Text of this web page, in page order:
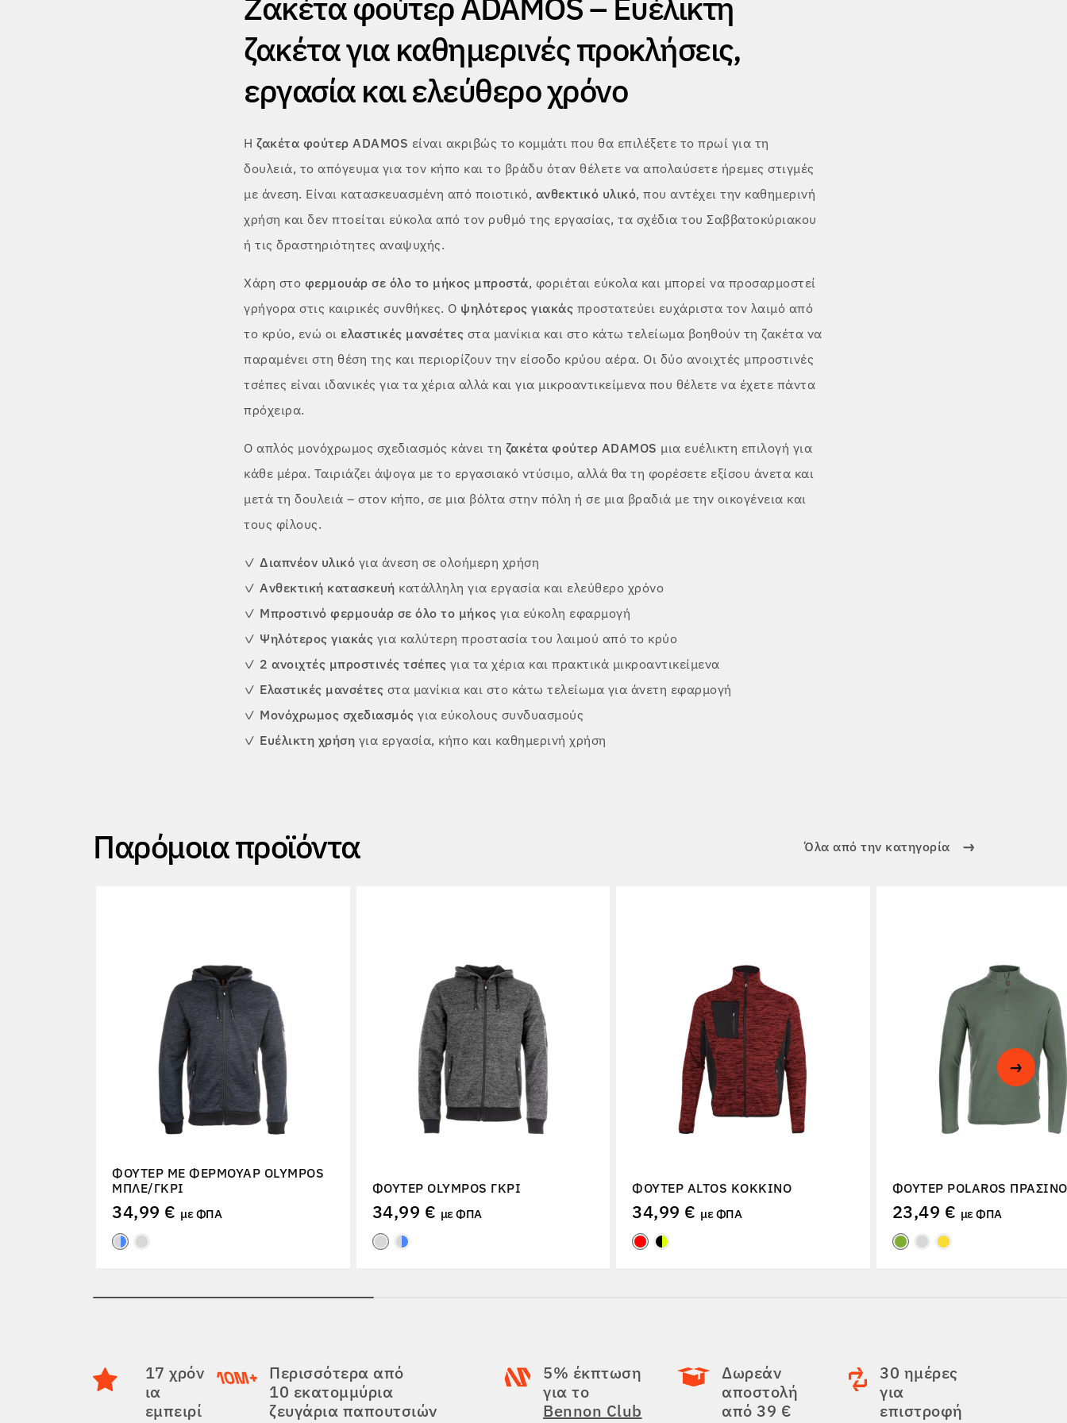
ζακέτα για καθημερινές προκλήσεις,
εργασία και ελεύθερο χρόνο
Η ζακέτα φούτερ ADAMOS είναι ακριβώς το κομμάτι που θα επιλέξετε το πρωί για τη
δουλειά, το απόγευμα για τον κήπο και το βράδυ όταν θέλετε να απολαύσετε ήρεμες στιγμές
με άνεση. Είναι κατασκευασμένη από ποιοτικό, ανθεκτικό υλικό, που αντέχει την καθημερινή
χρήση και δεν πτοείται εύκολα από τον ρυθμό της εργασίας, τα σχέδια του Σαββατοκύριακου
ή τις δραστηριότητες αναψυχής.
Χάρη στο φερμουάρ σε όλο το μήκος μπροστά, φοριέται εύκολα και μπορεί να προσαρμοστεί
γρήγορα στις καιρικές συνθήκες. Ο ψηλότερος γιακάς προστατεύει ευχάριστα τον λαιμό από
το κρύο, ενώ οι ελαστικές μανσέτες στα μανίκια και στο κάτω τελείωμα βοηθούν τη ζακέτα να
παραμένει στη θέση της και περιορίζουν την είσοδο κρύου αέρα. Οι δύο ανοιχτές μπροστινές
τσέπες είναι ιδανικές για τα χέρια αλλά και για μικροαντικείμενα που θέλετε να έχετε πάντα
πρόχειρα.
Ο απλός μονόχρωμος σχεδιασμός κάνει τη ζακέτα φούτερ ADAMOS μια ευέλικτη επιλογή για
κάθε μέρα. Ταιριάζει άψογα με το εργασιακό ντύσιμο, αλλά θα τη φορέσετε εξίσου άνετα και
μετά τη δουλειά – στον κήπο, σε μια βόλτα στην πόλη ή σε μια βραδιά με την οικογένεια και
τους φίλους.
✓ Διαπνέον υλικό για άνεση σε ολοήμερη χρήση
✓ Ανθεκτική κατασκευή κατάλληλη για εργασία και ελεύθερο χρόνο
✓ Μπροστινό φερμουάρ σε όλο το μήκος για εύκολη εφαρμογή
✓ Ψηλότερος γιακάς για καλύτερη προστασία του λαιμού από το κρύο
✓ 2 ανοιχτές μπροστινές τσέπες για τα χέρια και πρακτικά μικροαντικείμενα
✓ Ελαστικές μανσέτες στα μανίκια και στο κάτω τελείωμα για άνετη εφαρμογή
✓ Μονόχρωμος σχεδιασμός για εύκολους συνδυασμούς
✓ Ευέλικτη χρήση για εργασία, κήπο και καθημερινή χρήση
Παρόμοια προϊόντα Όλα από την κατηγορία
ΦΟΎΤΕΡ ΜΕ ΦΕΡΜΟΥΆΡ OLYMPOS
ΜΠΛΕ/ΓΚΡΙ
34,99 € με ΦΠΑ
ΦΟΎΤΕΡ OLYMPOS ΓΚΡΙ
34,99 € με ΦΠΑ
ΦΟΎΤΕΡ ALTOS ΚΌΚΚΙΝΟ
34,99 € με ΦΠΑ
ΦΟΎΤΕΡ POLAROS ΠΡΆΣΙΝΟ
23,49 € με ΦΠΑ
17 χρόν
ια
εμπειρί
Περισσότερα από
10 εκατομμύρια
ζευγάρια παπουτσιών
5% έκπτωση
για το
Bennon Club
Δωρεάν
αποστολή
από 39 €
30 ημέρες
για
επιστροφή